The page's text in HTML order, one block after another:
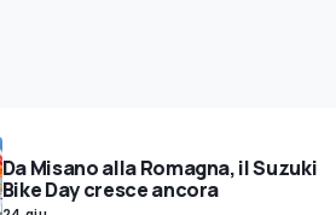
Da Misano alla Romagna, il Suzuki
Bike Day cresce ancora